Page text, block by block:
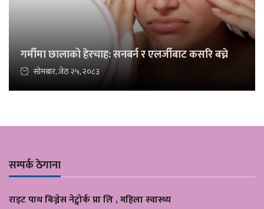
गर्मीमा छालाको हेरचाह: सनबर्न र एलर्जीबाट कसरि बच्ने
सोमबार, जेठ २५, २०८३
सम्पर्क ठेगाना
राइट पाथ बिज्नेस नेट्वोर्क प्रा लि , महिला स्वास्थ्य